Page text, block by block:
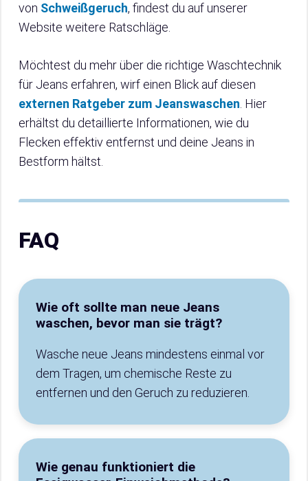
von Schweißgeruch, findest du auf unserer
Website weitere Ratschläge.
Möchtest du mehr über die richtige Waschtechnik
für Jeans erfahren, wirf einen Blick auf diesen
externen Ratgeber zum Jeanswaschen . Hier
erhältst du detaillierte Informationen, wie du
Flecken effektiv entfernst und deine Jeans in
Bestform hältst.
FAQ
Wie oft sollte man neue Jeans
waschen, bevor man sie trägt?
Wasche neue Jeans mindestens einmal vor
dem Tragen, um chemische Reste zu
entfernen und den Geruch zu reduzieren.
Wie genau funktioniert die